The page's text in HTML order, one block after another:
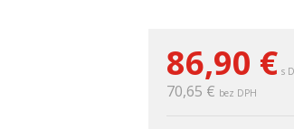
86,90 € s
70,65 € bez DPH